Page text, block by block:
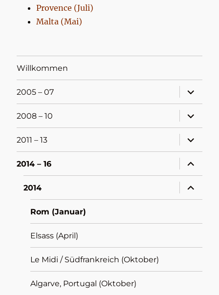
Provence (Juli)
Malta (Mai)
Willkommen
2005 – 07
öffnen
2008 – 10
öffnen
2011 – 13
öffnen
2014 – 16
öffnen
2014
öffnen
Rom (Januar)
Elsass (April)
Le Midi / Südfrankreich (Oktober)
Algarve, Portugal (Oktober)